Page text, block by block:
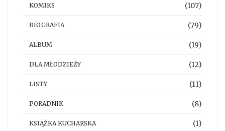
KOMIKS (107)
BIOGRAFIA (79)
ALBUM (19)
DLA MŁODZIEŻY (12)
LISTY (11)
PORADNIK (8)
KSIĄŻKA KUCHARSKA (1)